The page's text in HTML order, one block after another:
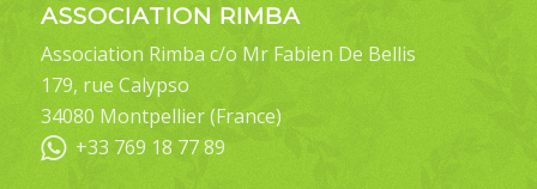
ASSOCIATION RIMBA
Association Rimba c/o Mr Fabien De Bellis
179, rue Calypso
34080 Montpellier (France)
+33 769 18 77 89